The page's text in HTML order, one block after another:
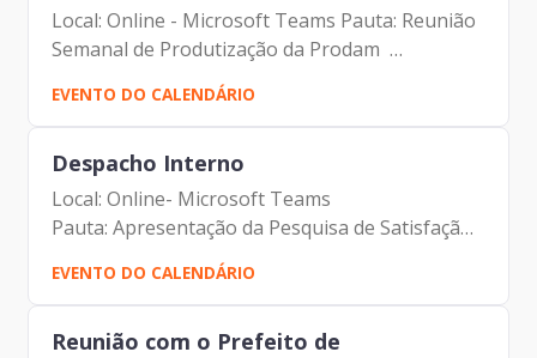
Local: Online - Microsoft Teams Pauta: Reunião
Semanal de Produtização da Prodam
Participantes: - Francisco Forbes – Presidente |
Prodam-SP - André Tomiatto - Assessor da
Presidência | Prodam-SP...
EVENTO DO CALENDÁRIO
Despacho Interno
Local: Online- Microsoft Teams
Pauta: Apresentação da Pesquisa de Satisfação
de Clientes Participantes: - Francisco Forbes –
Presidente | Prodam-SP - André Tomiatto -
Assessor da Presidência |...
EVENTO DO CALENDÁRIO
Reunião com o Prefeito de